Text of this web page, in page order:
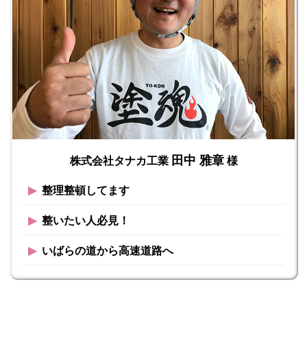
株式会社タナカ工業 田中 雅章様
▶︎ 整理整頓してます
▶︎ 整いたい人必見！
▶︎ いばらの道から高速道路へ